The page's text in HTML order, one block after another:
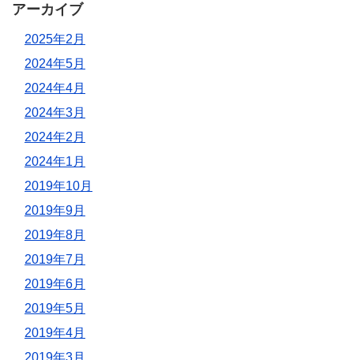
アーカイブ
2025年2月
2024年5月
2024年4月
2024年3月
2024年2月
2024年1月
2019年10月
2019年9月
2019年8月
2019年7月
2019年6月
2019年5月
2019年4月
2019年3月